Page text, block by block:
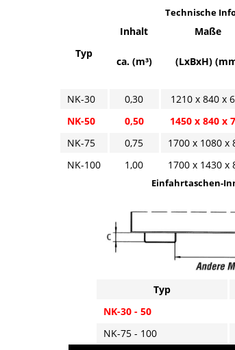
Technische
Typ
Inhalt
ca. (m³)
Maße
(LxBxH)
NK-30 0,30 1210 x 840 x
NK-50
0,50 1450 x 840 x
NK-75
0,75 1700 x 1080 x
NK-100
1,00 1700 x 1430 x
Einfahrtaschen-
Typ
NK-30 - 50
NK-75 - 100